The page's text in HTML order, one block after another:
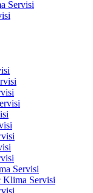
Servisi
Servisi
Klima Servisi